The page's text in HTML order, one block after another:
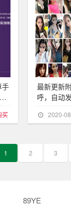
手
买
最新更新
呼，自动
2020-
1 2 3
89YE